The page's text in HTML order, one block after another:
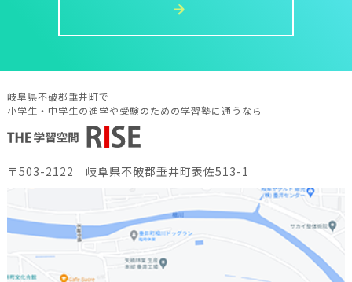
岐阜県不破郡垂井町で
小学生・中学生の進学や受験のための学習塾に通うなら
〒503-2122 岐阜県不破郡垂井町表佐513-1